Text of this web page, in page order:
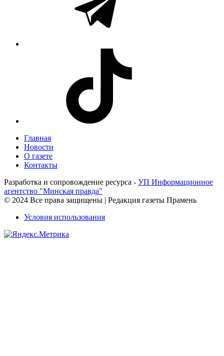
Главная
Новости
О газете
Контакты
Разработка и сопровождение ресурса - УП Информационное
агентство "Минская правда"
© 2024 Все права защищены | Редакция газеты Прамень
Условия использования